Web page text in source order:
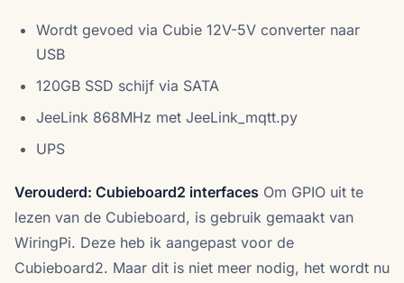
Wordt gevoed via Cubie 12V-5V converter naar
USB
120GB SSD schijf via SATA
JeeLink 868MHz met JeeLink_mqtt.py
UPS
Verouderd: Cubieboard2 interfaces Om GPIO uit te
lezen van de Cubieboard, is gebruik gemaakt van
WiringPi. Deze heb ik aangepast voor de
Cubieboard2. Maar dit is niet meer nodig, het wordt nu